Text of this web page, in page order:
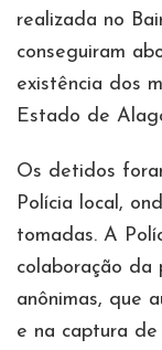
realizada no
conseguiram
existência dos
Estado de
Os detidos
Polícia local,
tomadas. A
colaboração da
anônimas, que
e na captura